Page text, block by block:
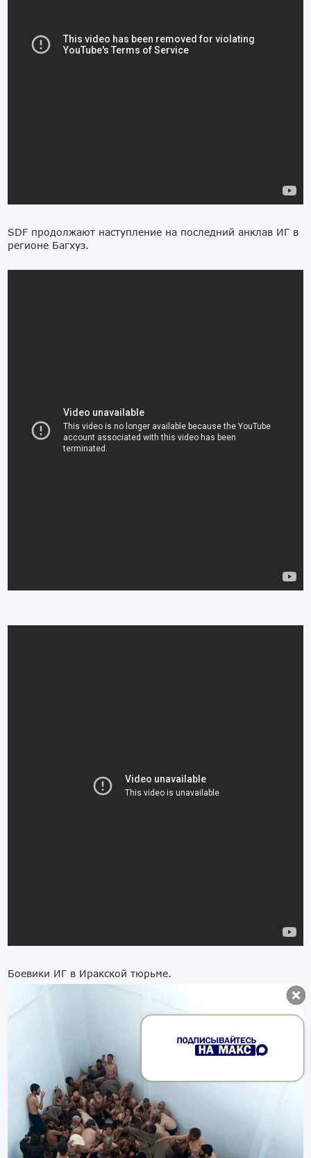
SDF продолжают наступление на последний анклав ИГ в
регионе Багхуз.
Боевики ИГ в Иракской тюрьме.